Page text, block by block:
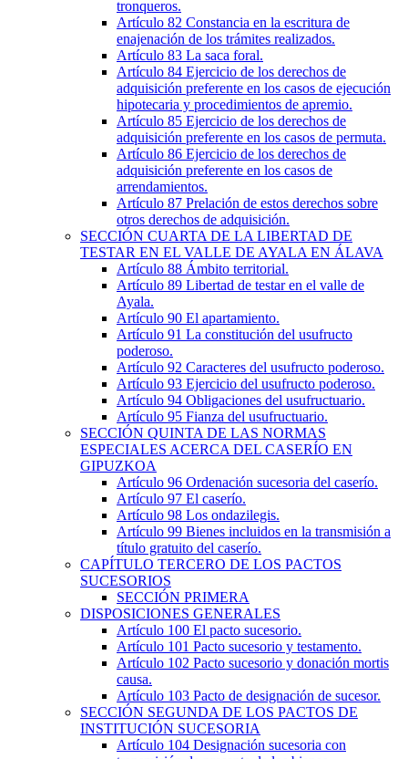
tronqueros.
Artículo 82 Constancia en la escritura de
enajenación de los trámites realizados.
Artículo 83 La saca foral.
Artículo 84 Ejercicio de los derechos de
adquisición preferente en los casos de ejecución
hipotecaria y procedimientos de apremio.
Artículo 85 Ejercicio de los derechos de
adquisición preferente en los casos de permuta.
Artículo 86 Ejercicio de los derechos de
adquisición preferente en los casos de
arrendamientos.
Artículo 87 Prelación de estos derechos sobre
otros derechos de adquisición.
SECCIÓN CUARTA DE LA LIBERTAD DE
TESTAR EN EL VALLE DE AYALA EN ÁLAVA
Artículo 88 Ámbito territorial.
Artículo 89 Libertad de testar en el valle de
Ayala.
Artículo 90 El apartamiento.
Artículo 91 La constitución del usufructo
poderoso.
Artículo 92 Caracteres del usufructo poderoso.
Artículo 93 Ejercicio del usufructo poderoso.
Artículo 94 Obligaciones del usufructuario.
Artículo 95 Fianza del usufructuario.
SECCIÓN QUINTA DE LAS NORMAS
ESPECIALES ACERCA DEL CASERÍO EN
GIPUZKOA
Artículo 96 Ordenación sucesoria del caserío.
Artículo 97 El caserío.
Artículo 98 Los ondazilegis.
Artículo 99 Bienes incluidos en la transmisión a
título gratuito del caserío.
CAPÍTULO TERCERO DE LOS PACTOS
SUCESORIOS
SECCIÓN PRIMERA
DISPOSICIONES GENERALES
Artículo 100 El pacto sucesorio.
Artículo 101 Pacto sucesorio y testamento.
Artículo 102 Pacto sucesorio y donación mortis
causa.
Artículo 103 Pacto de designación de sucesor.
SECCIÓN SEGUNDA DE LOS PACTOS DE
INSTITUCIÓN SUCESORIA
Artículo 104 Designación sucesoria con